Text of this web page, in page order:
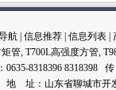
航 信息推荐 信息列表
管, T700L高强度方管,
8318396 8318398
地 址：山东省聊城市开